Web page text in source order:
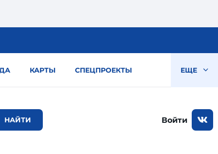
КАРТЫ СПЕЦПРОЕКТЫ ЕЩЕ
Войти